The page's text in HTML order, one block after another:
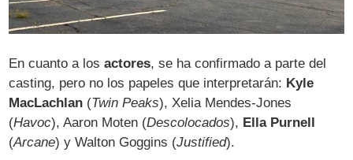
En cuanto a losactores, se ha confirmado a parte del
casting, pero no los papeles que interpretarán: Kyle
MacLachlan (Twin Peaks), Xelia Mendes-Jones
(Havoc), Aaron Moten (Descolocados), Ella Purnell
(Arcane) y Walton Goggins (Justified).